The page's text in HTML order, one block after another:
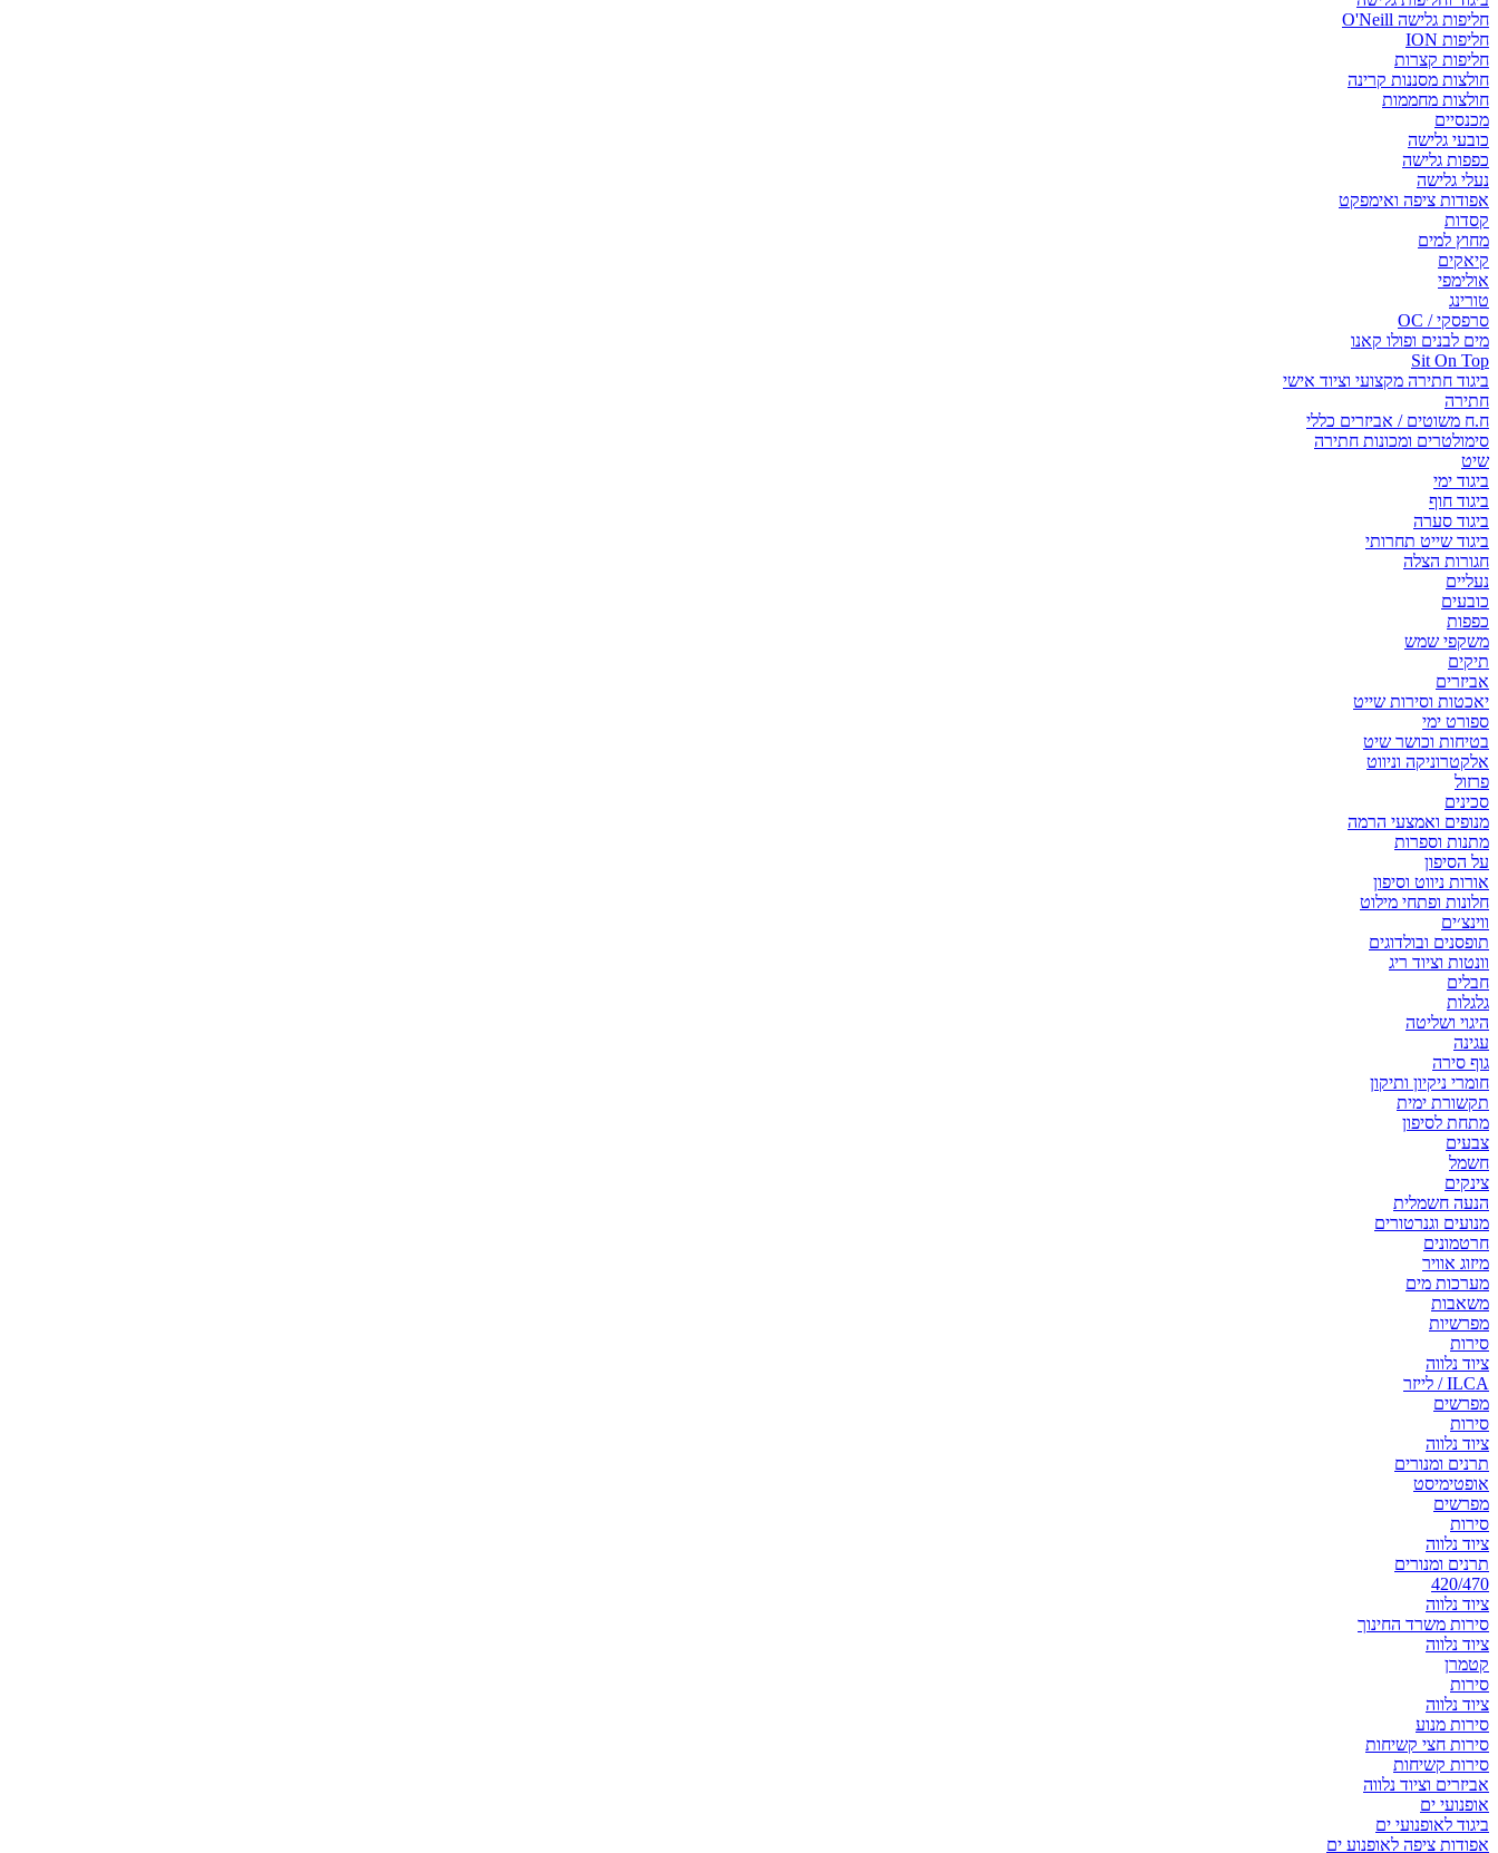
חליפות גלישה O'Neill
חליפות ION
חליפות קצרות
חולצות מסננות קרינה
חולצות מחממות
מכנסיים
כובעי גלישה
כפפות גלישה
נעלי גלישה
אפודות ציפה ואימפקט
קסדות
מחוץ למים
קיאקים
אולימפי
טורינג
סרפסקי / OC
מים לבנים ופולו קאנו
Sit On Top
ביגוד חתירה מקצועי וציוד אישי
חתירה
ח.ח משוטים / אביזרים כללי
סימולטרים ומכונות חתירה
שיט
ביגוד ימי
ביגוד חוף
ביגוד סערה
ביגוד שייט תחרותי
חגורות הצלה
נעליים
כובעים
כפפות
משקפי שמש
תיקים
אביזרים
יאכטות וסירות שייט
ספורט ימי
בטיחות וכושר שיט
אלקטרוניקה וניווט
פרזול
סכינים
מנופים ואמצעי הרמה
מתנות וספרות
על הסיפון
אורות ניווט וסיפון
חלונות ופתחי מילוט
ווינצ׳ים
תופסנים ובולדוגים
וונטות וציוד ריג
חבלים
גלגלות
היגוי ושליטה
עגינה
גוף סירה
חומרי ניקיון ותיקון
תקשורת ימית
מתחת לסיפון
צבעים
חשמל
צינקים
הנעה חשמלית
מנועים וגנרטורים
חרטמונים
מיזוג אוויר
מערכות מים
משאבות
מפרשיות
סירות
ציוד נלווה
ILCA / לייזר
מפרשים
סירות
ציוד נלווה
תרנים ומנורים
אופטימיסט
מפרשים
סירות
ציוד נלווה
תרנים ומנורים
420/470
ציוד נלווה
סירות משרד החינוך
ציוד נלווה
קטמרן
סירות
ציוד נלווה
סירות מנוע
סירות חצי קשיחות
סירות קשיחות
אביזרים וציוד נלווה
אופנועי ים
ביגוד לאופנועי ים
אפודות ציפה לאופנוע ים